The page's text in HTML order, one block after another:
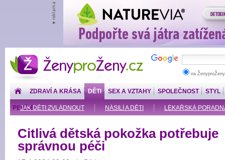
ŽenyproŽeny.cz
na
ZDRAVÍ A KRÁSA DĚTI
JAK DĚTI ZVLÁDNOUT NÁSILÍ A DĚTI LÉKAŘSKÁ
SEX A VZTAHY SPOLEČNOST STYL
PENÍZE
Citlivá dětská pokožka potřebuje
správnou péči